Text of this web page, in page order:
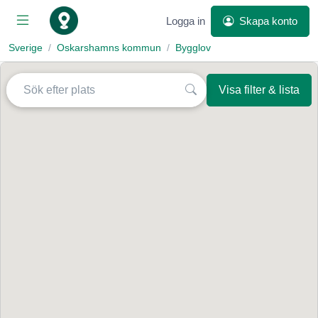
Logga in Skapa konto
Sverige Oskarshamns kommun Bygglov
Visa filter & lista